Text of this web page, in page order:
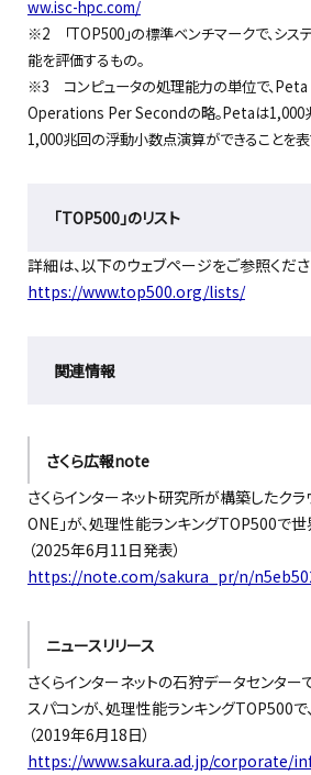
ww.isc-hpc.com/
※2 「TOP500」の標準ベンチマークで、シス
能を評価するもの。
※3 コンピュータの処理能力の単位で、
Operations Per Secondの略。Petaは1,000兆
1,000兆回の浮動小数点演算ができることを表
「TOP500」のリスト
詳細は、以下のウェブページをご参照くださ
https://www.top500.org/lists/
関連情報
さくら広報note
さくらインターネット研究所が構築したクラ
ONE」が、処理性能ランキングTOP500で
（2025年6月11日発表）
https://note.com/sakura_pr/n/
ニュースリリース
さくらインターネットの石狩データセンタ
スパコンが、処理性能ランキングTOP500
（2019年6月18日）
https://www.sakura.ad.jp/corporate/